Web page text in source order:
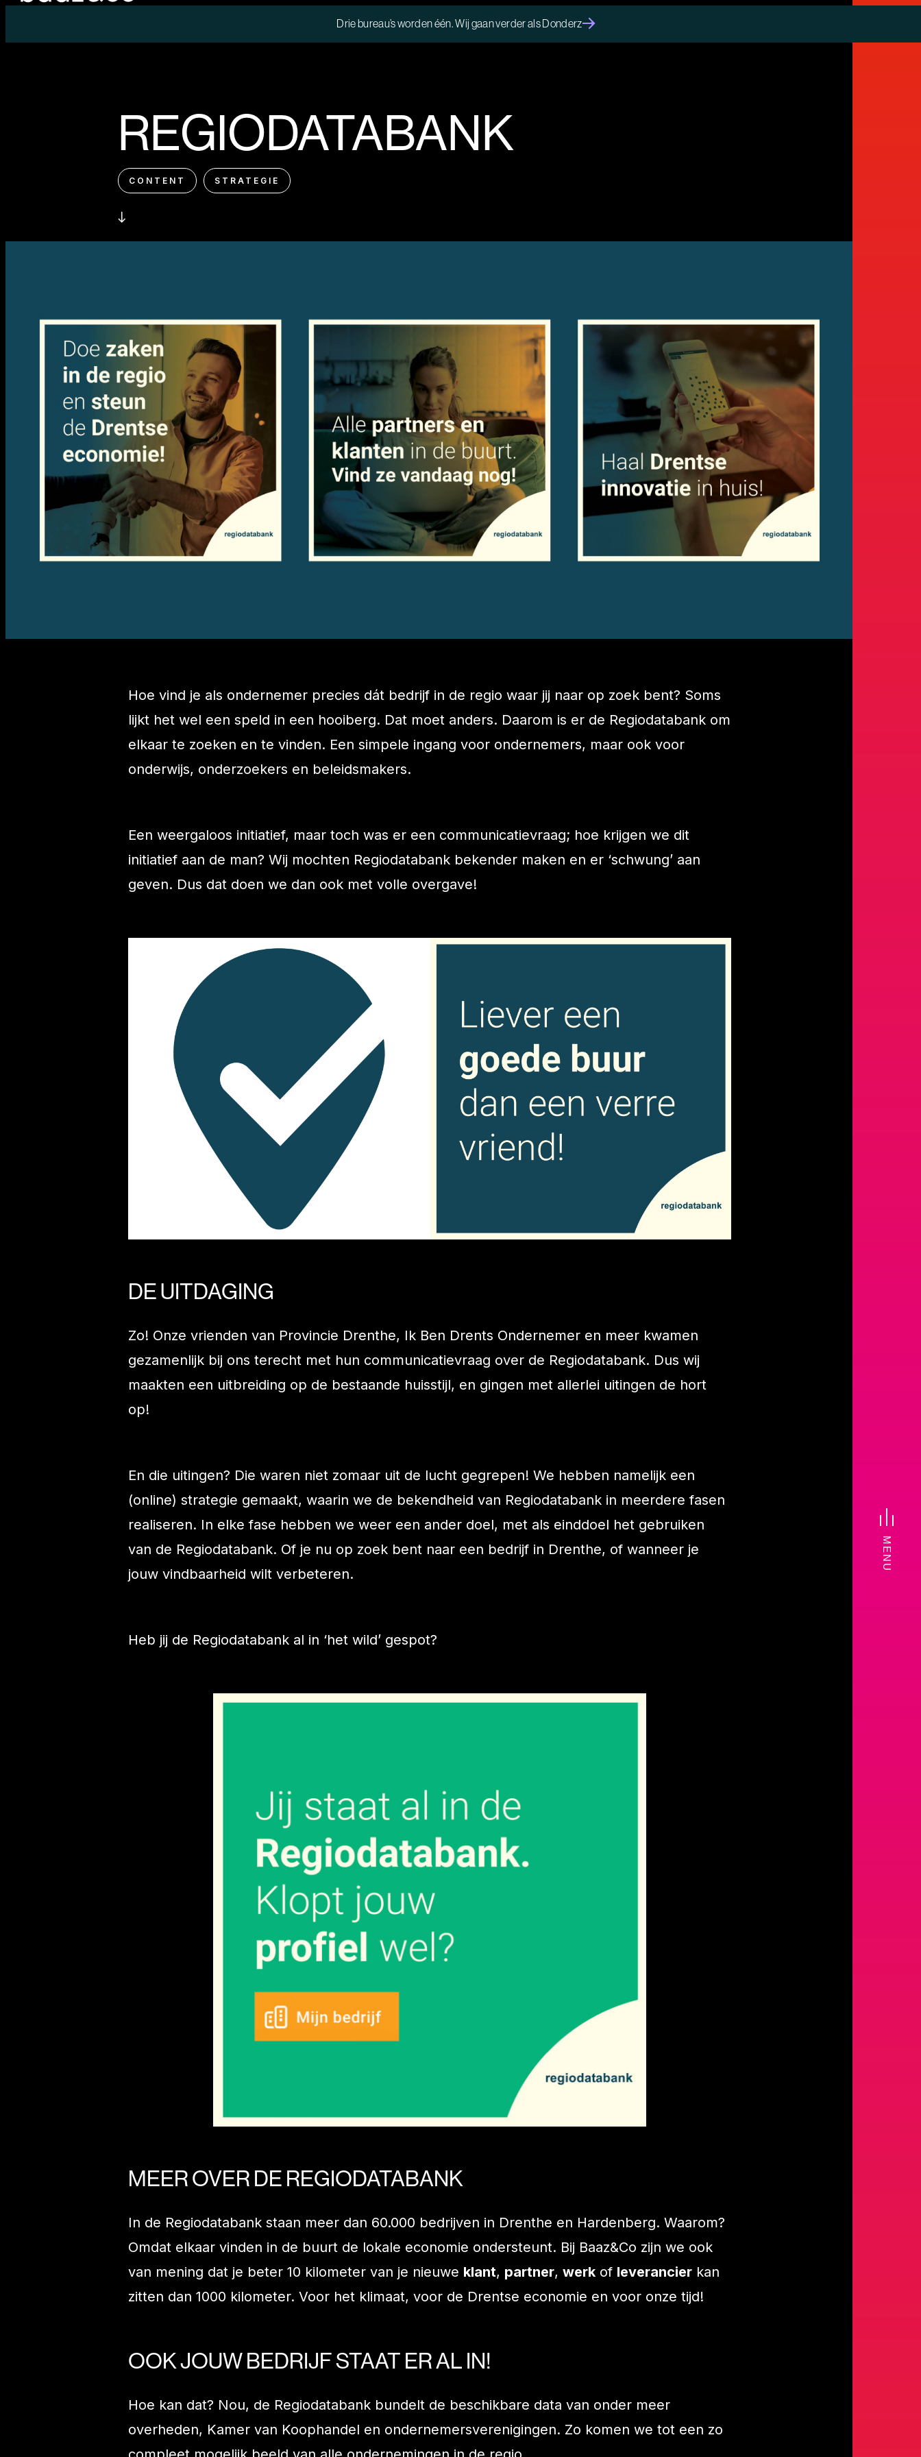
Drie bureau’s worden één. Wij gaan verder als Donderz
MENU
REGIODATABANK
CONTENT STRATEGIE
Hoe vind je als ondernemer precies dát bedrijf in de regio waar jij naar op zoek bent? Soms
lijkt het wel een speld in een hooiberg. Dat moet anders. Daarom is er de Regiodatabank om
elkaar te zoeken en te vinden. Een simpele ingang voor ondernemers, maar ook voor
onderwijs, onderzoekers en beleidsmakers.
Een weergaloos initiatief, maar toch was er een communicatievraag; hoe krijgen we dit
initiatief aan de man? Wij mochten Regiodatabank bekender maken en er ‘schwung’ aan
geven. Dus dat doen we dan ook met volle overgave!
DE UITDAGING
Zo! Onze vrienden van Provincie Drenthe, Ik Ben Drents Ondernemer en meer kwamen
gezamenlijk bij ons terecht met hun communicatievraag over de Regiodatabank. Dus wij
maakten een uitbreiding op de bestaande huisstijl, en gingen met allerlei uitingen de hort
op!
En die uitingen? Die waren niet zomaar uit de lucht gegrepen! We hebben namelijk een
(online) strategie gemaakt, waarin we de bekendheid van Regiodatabank in meerdere fasen
realiseren. In elke fase hebben we weer een ander doel, met als einddoel het gebruiken
van de Regiodatabank. Of je nu op zoek bent naar een bedrijf in Drenthe, of wanneer je
jouw vindbaarheid wilt verbeteren.
Heb jij de Regiodatabank al in ‘het wild’ gespot?
MEER OVER DE REGIODATABANK
In de Regiodatabank staan meer dan 60.000 bedrijven in Drenthe en Hardenberg. Waarom?
Omdat elkaar vinden in de buurt de lokale economie ondersteunt. Bij Baaz&Co zijn we ook
van mening dat je beter 10 kilometer van je nieuwe klant, partner, werkof leverancierkan
zitten dan 1000 kilometer. Voor het klimaat, voor de Drentse economie en voor onze tijd!
OOK JOUW BEDRIJF STAAT ER AL IN!
Hoe kan dat? Nou, de Regiodatabank bundelt de beschikbare data van onder meer
overheden, Kamer van Koophandel en ondernemersverenigingen. Zo komen we tot een zo